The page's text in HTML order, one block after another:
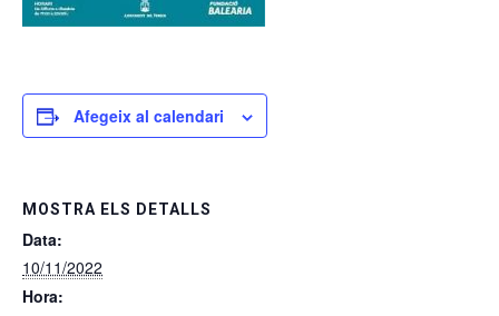
Afegeix al calendari
MOSTRA ELS DETALLS
Data:
10/11/2022
Hora: